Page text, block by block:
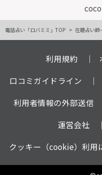
電話占い「ロバミミ」TOP 在籍占い師
利用規約
口コミガイドライン
利用者情報の外部送信
運営会社
クッキー（cookie）利用